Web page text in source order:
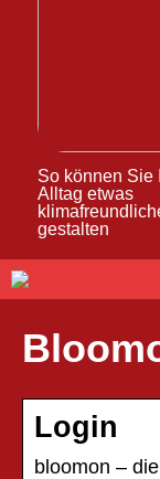
So können Sie
Alltag etwas
gestalten
Login
bloomon –